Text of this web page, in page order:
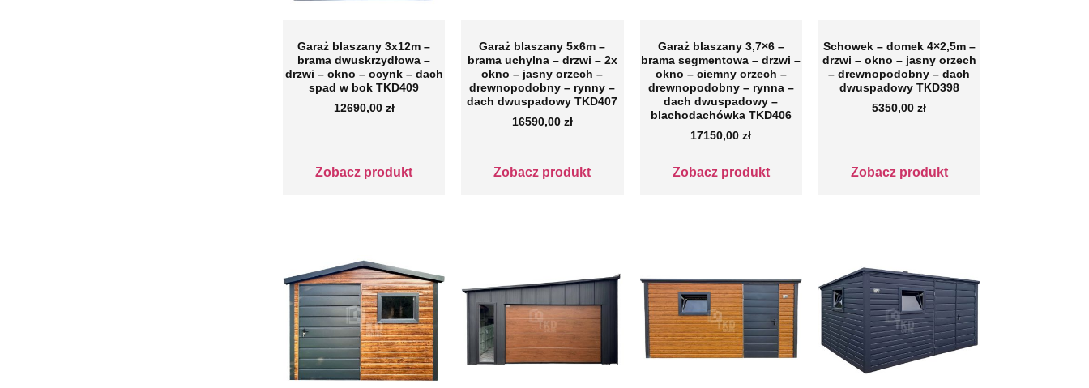
Garaż blaszany 3x12m –
brama dwuskrzydłowa –
drzwi – okno – ocynk – dach
spad w bok TKD409
12690,00 zł
Zobacz produkt
Garaż blaszany 5x6m –
brama uchylna – drzwi – 2x
okno – jasny orzech –
drewnopodobny – rynny –
dach dwuspadowy TKD407
16590,00 zł
Zobacz produkt
Garaż blaszany 3,7×6 –
brama segmentowa – drzwi –
okno – ciemny orzech –
drewnopodobny – rynna –
dach dwuspadowy –
blachodachówka TKD406
17150,00zł
Zobacz produkt
Schowek – domek 4×2,5m –
drzwi – okno – jasny orzech
– drewnopodobny – dach
dwuspadowy TKD398
5350,00zł
Zobacz produkt